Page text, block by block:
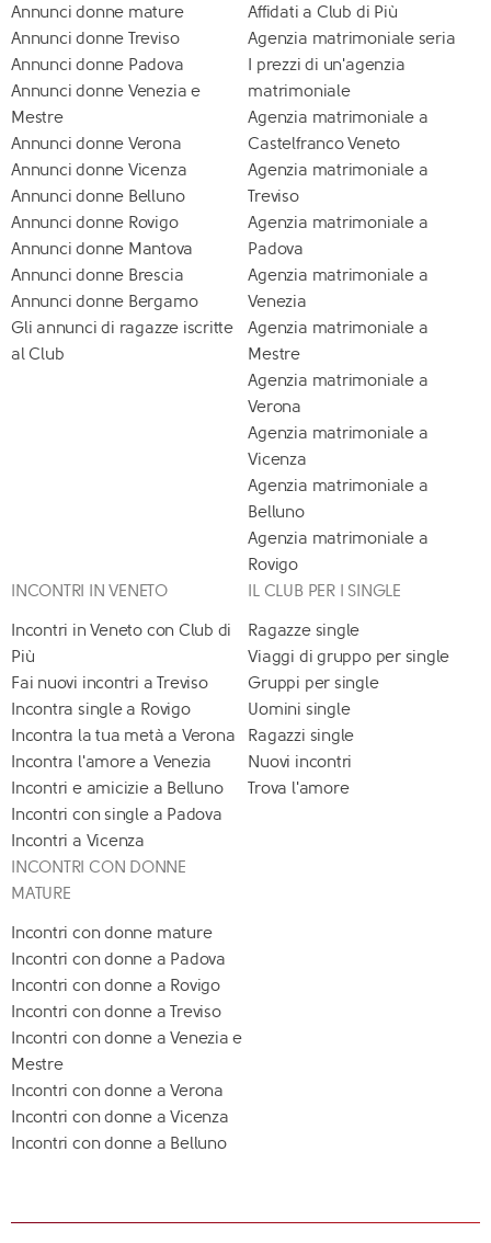
Annunci donne mature
Annunci donne Treviso
Annunci donne Padova
Annunci donne Venezia e
Mestre
Annunci donne Verona
Annunci donne Vicenza
Annunci donne Belluno
Annunci donne Rovigo
Annunci donne Mantova
Annunci donne Brescia
Annunci donne Bergamo
Gli annunci di ragazze iscritte
al Club
Affidati a Club di Più
Agenzia matrimoniale seria
I prezzi di un'agenzia
matrimoniale
Agenzia matrimoniale a
Castelfranco Veneto
Agenzia matrimoniale a
Treviso
Agenzia matrimoniale a
Padova
Agenzia matrimoniale a
Venezia
Agenzia matrimoniale a
Mestre
Agenzia matrimoniale a
Verona
Agenzia matrimoniale a
Vicenza
Agenzia matrimoniale a
Belluno
Agenzia matrimoniale a
Rovigo
INCONTRI IN VENETO
Incontri in Veneto con Club di
Più
Fai nuovi incontri a Treviso
Incontra single a Rovigo
Incontra la tua metà a Verona
Incontra l'amore a Venezia
Incontri e amicizie a Belluno
Incontri con single a Padova
Incontri a Vicenza
IL CLUB PER I SINGLE
Ragazze single
Viaggi di gruppo per single
Gruppi per single
Uomini single
Ragazzi single
Nuovi incontri
Trova l'amore
INCONTRI CON DONNE
MATURE
Incontri con donne mature
Incontri con donne a Padova
Incontri con donne a Rovigo
Incontri con donne a Treviso
Incontri con donne a Venezia e
Mestre
Incontri con donne a Verona
Incontri con donne a Vicenza
Incontri con donne a Belluno